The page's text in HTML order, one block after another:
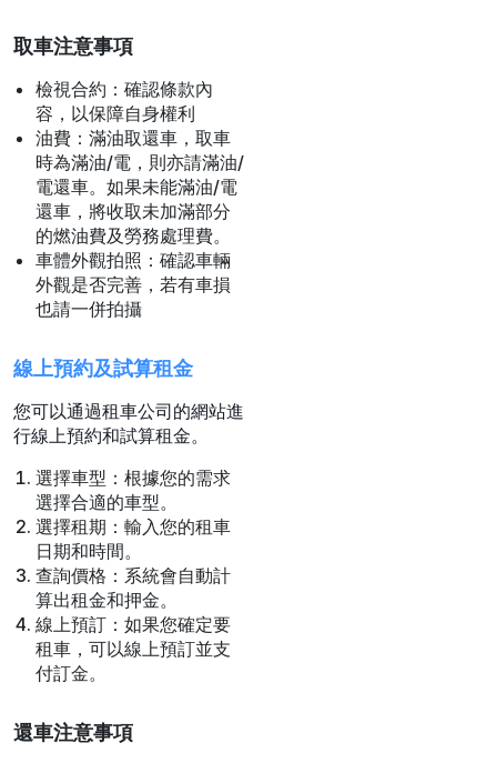
取車注意事項
檢視合約：確認條款內
容，以保障自身權利
油費：滿油取還車，取車
時為滿油/電，則亦請滿油/
電還車。如果未能滿油/電
還車，將收取未加滿部分
的燃油費及勞務處理費。
車體外觀拍照：確認車輛
外觀是否完善，若有車損
也請一併拍攝
線上預約及試算租金
您可以通過租車公司的網站進
行線上預約和試算租金。
選擇車型：根據您的需求
選擇合適的車型。
選擇租期：輸入您的租車
日期和時間。
查詢價格：系統會自動計
算出租金和押金。
線上預訂：如果您確定要
租車，可以線上預訂並支
付訂金。
還車注意事項